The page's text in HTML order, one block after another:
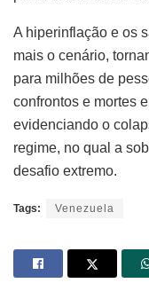
A hiperinflação e os
mais o cenário,
para milhões de
confrontos e mortes
evidenciando o
regime, no qual a
desafio extremo.
Tags: Venezuela